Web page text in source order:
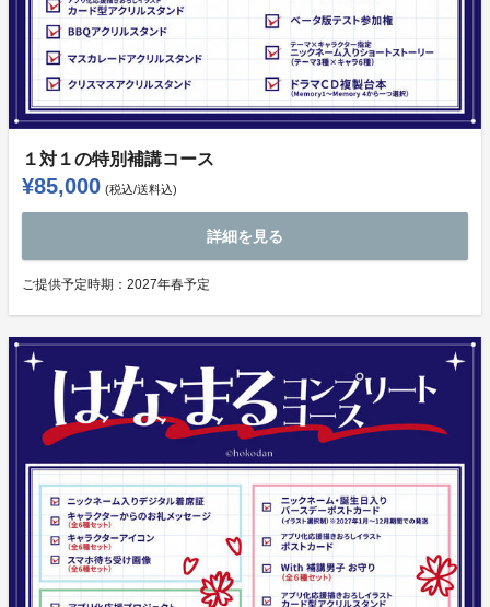
１対１の特別補講コース
¥85,000 (税込/送料込)
詳細を見る
ご提供予定時期： 2027年春予定